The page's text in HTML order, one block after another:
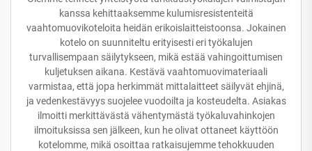
kanssa kehittaaksemme kulumisresistenteitä
vaahtomuovikoteloita heidän erikoislaitteistoonsa. Jokainen
kotelo on suunniteltu erityisesti eri työkalujen
turvallisempaan säilytykseen, mikä estää vahingoittumisen
kuljetuksen aikana. Kestävä vaahtomuovimateriaali
varmistaa, että jopa herkimmät mittalaitteet säilyvät ehjinä,
ja vedenkestävyys suojelee vuodoilta ja kosteudelta. Asiakas
ilmoitti merkittävästä vähentymästä työkaluvahinkojen
ilmoituksissa sen jälkeen, kun he olivat ottaneet käyttöön
kotelomme, mikä osoittaa ratkaisujemme tehokkuuden